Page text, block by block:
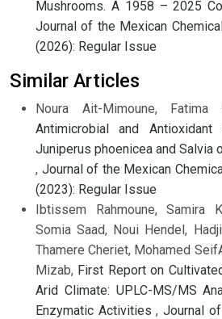
Mushrooms. A 1958 – 2025
Journal of the Mexican
(2026): Regular Issue
Similar Articles
Noura Ait-Mimoune, Fatima
Antimicrobial and
Juniperus phoenicea and Salvia
, Journal of the Mexican
(2023): Regular Issue
Ibtissem Rahmoune, Samira
Somia Saad, Noui Hendel,
Thamere Cheriet, Mohamed
Mizab, First Report on
Arid Climate: UPLC-MS/MS
Enzymatic Activities,Journal